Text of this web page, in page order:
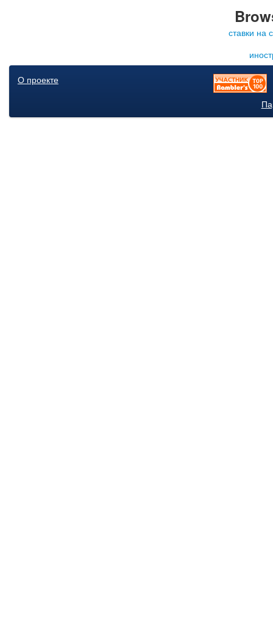
ставки на
О проекте